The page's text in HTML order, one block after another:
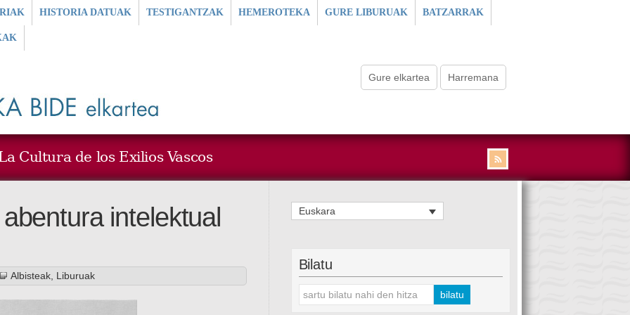
HISTORIA DATUAK TESTIGANTZAK HEMEROTEKA GURE LIBURUAK BATZARRAK
Gure elkartea Harremana
Cultura de los Exilios Vascos
intelektual
Albisteak Liburuak
Euskara
Bilatu